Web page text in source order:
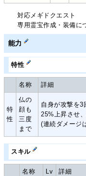
対応メギドクエスト
専用霊宝作成・装備に
能力
特性
名称 詳細
特
性
仏の
顔も
三度
まで
自身が攻撃を3
25%上昇させ
(連続ダメージ
スキル
名称 Lv 詳細